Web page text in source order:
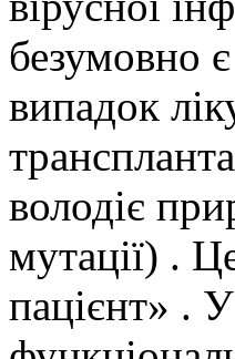
безумовно
випадок
володіє
мутації) .
пацієнт» .